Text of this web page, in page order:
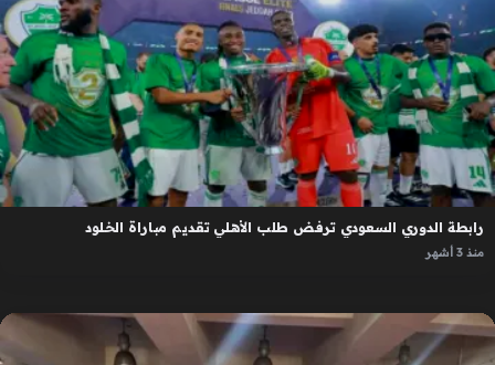
رابطة الدوري السعودي ترفض طلب الأهلي تقديم مباراة الخلود
منذ 3 أشهر